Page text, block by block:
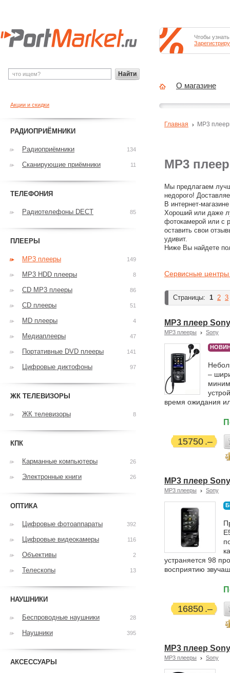
MP3
Мы предлагаем
недорого!
В интернет-
Хороший или даже
фотокамерой или с
оставить свои
удивит.
Ниже Вы найдете
Сервисные
Страницы: 1 2 3
MP3 плеер
MP3 плееры Sony
–
время ожидания
15750
MP3 плеер
MP3 плееры Sony
устраняется 98
восприятию
16850
MP3 плеер
MP3 плееры Sony
Главная MP3
Акции и скидки
РАДИОПРИЁМНИКИ
Радиоприёмники 134
Сканирующие приёмники 11
ТЕЛЕФОНИЯ
Радиотелефоны DECT 85
ПЛЕЕРЫ
MP3 плееры 149
MP3 HDD плееры 8
CD MP3 плееры 86
CD плееры 51
MD плееры 4
Медиаплееры 47
Портативные DVD плееры 141
Цифровые диктофоны 97
ЖК ТЕЛЕВИЗОРЫ
ЖК телевизоры 8
КПК
Карманные компьютеры 26
Электронные книги 26
ОПТИКА
Цифровые фотоаппараты 392
Цифровые видеокамеры 116
Объективы 2
Телескопы 13
НАУШНИКИ
Беспроводные наушники 28
Наушники 395
АКСЕССУАРЫ
Найти
Чтобы
О магазине